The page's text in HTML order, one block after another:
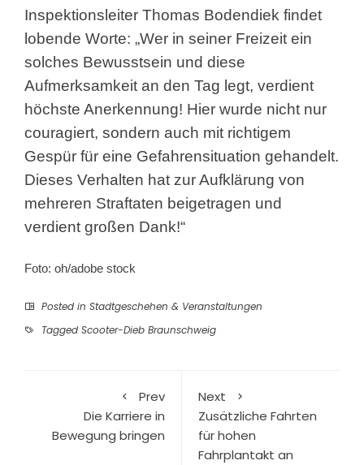
Inspektionsleiter Thomas Bodendiek findet
lobende Worte: „Wer in seiner Freizeit ein
solches Bewusstsein und diese
Aufmerksamkeit an den Tag legt, verdient
höchste Anerkennung! Hier wurde nicht nur
couragiert, sondern auch mit richtigem
Gespür für eine Gefahrensituation gehandelt.
Dieses Verhalten hat zur Aufklärung von
mehreren Straftaten beigetragen und
verdient großen Dank!“
Foto: oh/adobe stock
Posted in Stadtgeschehen & Veranstaltungen
Tagged Scooter-Dieb Braunschweig
Prev
Die Karriere in
Bewegung bringen
Next
Zusätzliche Fahrten
für hohen
Fahrplantakt an